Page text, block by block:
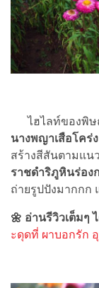
ไฮไลท์ของพิษ
นางพญาเสือโคร่ง
สร้างสีสันตามแน
ราชดำริภูหินร่อง
ถ่ายรูปปังมากกก
🌼 อ่านรีวิวเต็มๆ
ะดุดที่ ผาบอกรัก